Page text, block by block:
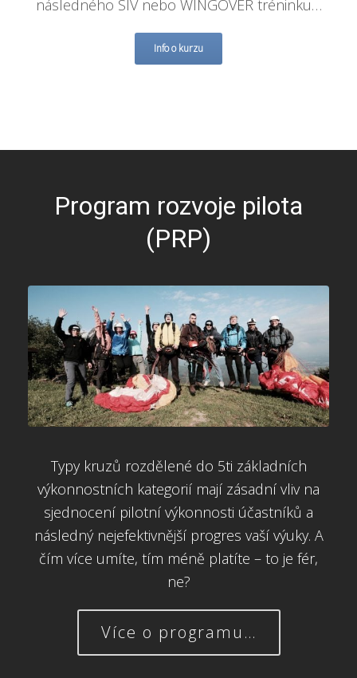
následného SIV nebo WINGOVER tréninku…
Info o kurzu
Program rozvoje pilota
(PRP)
Typy kruzů rozdělené do 5ti základních
výkonnostních kategorií mají zásadní vliv na
sjednocení pilotní výkonnosti účastníků a
následný nejefektivnější progres vaší výuky. A
čím více umíte, tím méně platíte – to je fér,
ne?
Více o programu…